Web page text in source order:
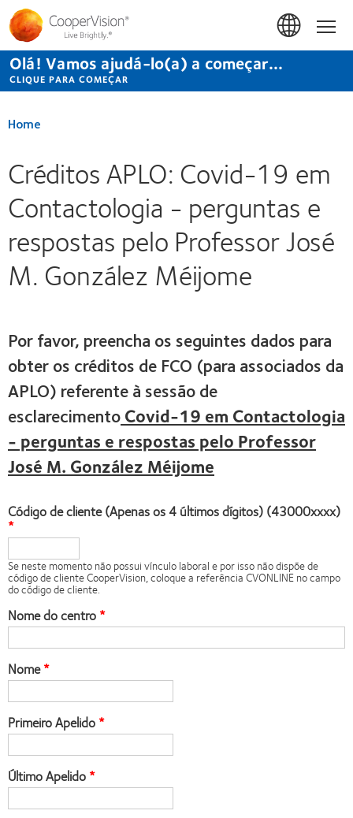
Passar
para
conteúdo
principal
Início
Olá! Vamos ajudá-lo(a) a começar...
CLIQUE PARA COMEÇAR
Home
Créditos APLO: Covid-19 em
Contactologia - perguntas e
respostas pelo Professor José
M. González Méijome
Por favor, preencha os seguintes dados para
obter os créditos de FCO (para associados da
APLO) referente à sessão de
esclarecimentoCovid-19 em Contactologia
- perguntas e respostas pelo Professor
José M. González Méijome
Código de cliente (Apenas os 4 últimos dígitos) (43000xxxx)
Se neste momento não possui vínculo laboral e por isso não dispõe de
código de cliente CooperVision, coloque a referência CVONLINE no campo
do código de cliente.
Nome do centro
Nome
Primeiro Apelido
Último Apelido